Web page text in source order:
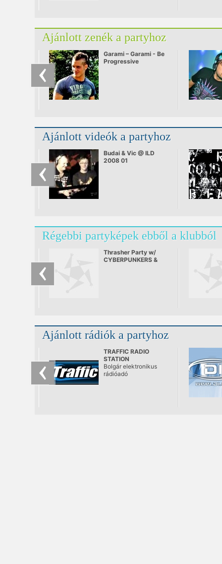
Ajánlott zenék a partyhoz
Garami – Garami - Be
Progressive
Ajánlott videók a partyhoz
Budai & Vic @ ILD
2008 01
Régebbi partyképek ebből a klubból
Thrasher Party w/
CYBERPUNKERS &
Ajánlott rádiók a partyhoz
TRAFFIC RADIO
STATION
Bolgár elektronikus
rádióadó